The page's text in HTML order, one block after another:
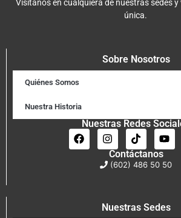
Visítanos en cualquiera de nuestras sedes y
única.
Sobre Nosotros
Quiénes Somos
Nuestra Historia
Nuestras Redes
Contáctanos
(602) 486 50 50
Nuestras Sedes